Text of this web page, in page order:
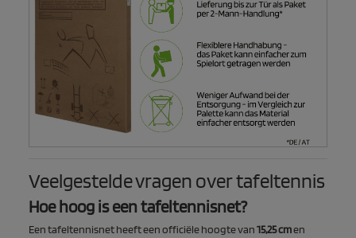
Veelgestelde vragen over tafeltennis
Hoe hoog is een tafeltennisnet?
Een tafeltennisnet heeft een officiële hoogte van15,25 cmen